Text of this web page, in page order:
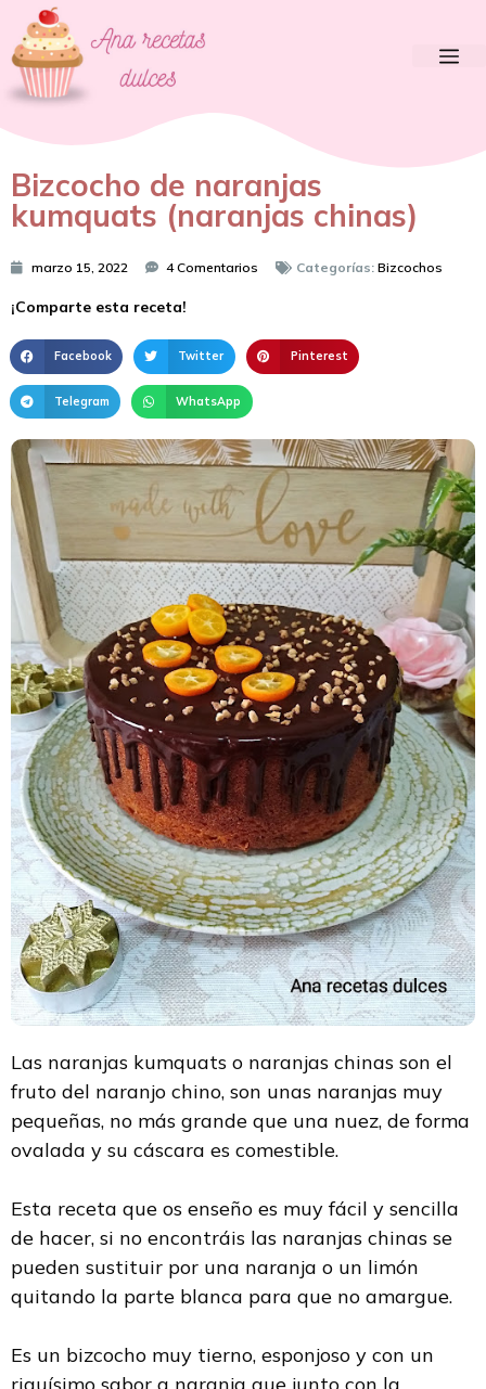
Bizcocho de naranjas
kumquats (naranjas chinas)
marzo 15, 2022 4 Comentarios Categorías: Bizcochos
¡Comparte esta receta!
Facebook Twitter Pinterest
Telegram WhatsApp
Las naranjas kumquats o naranjas chinas son el
fruto del naranjo chino, son unas naranjas muy
pequeñas, no más grande que una nuez, de forma
ovalada y su cáscara es comestible.
Esta receta que os enseño es muy fácil y sencilla
de hacer, si no encontráis las naranjas chinas se
pueden sustituir por una naranja o un limón
quitando la parte blanca para que no amargue.
Es un bizcocho muy tierno, esponjoso y con un